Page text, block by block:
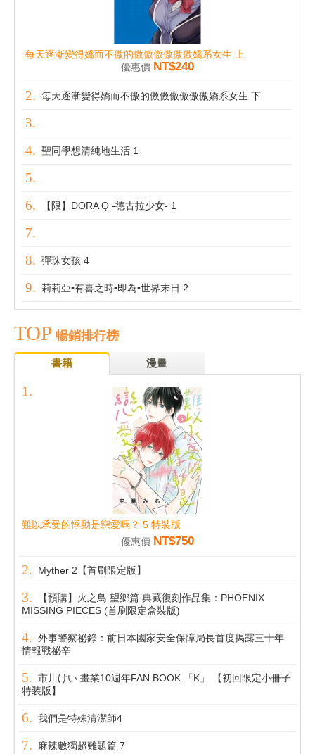
每天逐漸變得嬌而不傲的傲傲傲傲傲傲嬌系女生 上
優惠價 NT$240
每天逐漸變得嬌而不傲的傲傲傲傲傲傲嬌系女生 下
聖同學想清純地生活 1
【限】DORA Q -德古拉少女- 1
彈珠女孩 4
莉莉亞•有喜之時•即為•世界末日 2
TOP 暢銷排行榜
書籍 漫畫
難以承受的悸動是戀愛嗎？ 5 特裝版
優惠價 NT$750
Myther 2【首刷限定版】
【預購】火之鳥 望鄉篇 典藏復刻作品集：PHOENIX
MISSING PIECES (首刷限定盒裝版)
外事警察祕錄：前日本國家安全保障局長首度揭露三十年
情報戰祕辛
市川けい 畫業10週年FAN BOOK 「K」 【初回限定小冊子
特装版】
我們是特殊清潔師4
麻辣數獨超難題篇 7